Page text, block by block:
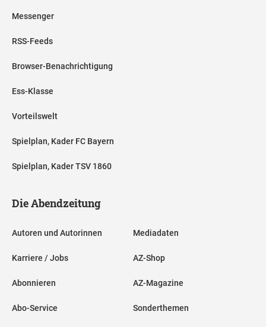
Messenger
RSS-Feeds
Browser-Benachrichtigung
Ess-Klasse
Vorteilswelt
Spielplan, Kader FC Bayern
Spielplan, Kader TSV 1860
Die Abendzeitung
Autoren und Autorinnen
Karriere / Jobs
Abonnieren
Abo-Service
Mediadaten
AZ-Shop
AZ-Magazine
Sonderthemen